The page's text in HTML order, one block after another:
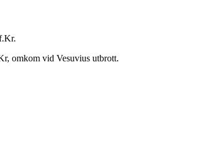
omkom vid Vesuvius utbrott.